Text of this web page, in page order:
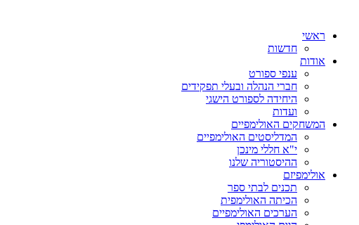
ראשי
חדשות
אודות
ענפי ספורט
חברי הנהלה ובעלי תפקידים
היחידה לספורט הישגי
ועדות
המשחקים האולימפיים
המדליסטים האולימפיים
י"א חללי מינכן
ההיסטוריה שלנו
אולימפיזם
תכנים לבתי ספר
הכיתה האולימפית
הערכים האולימפיים